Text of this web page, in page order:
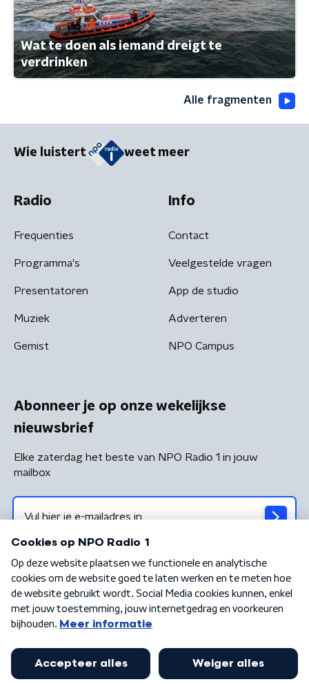
Wat te doen als iemand dreigt te
verdrinken
Alle fragmenten
Wie luistert weet meer
Radio
Frequenties
Programma's
Presentatoren
Muziek
Gemist
Info
Contact
Veelgestelde vragen
App de studio
Adverteren
NPO Campus
Abonneer je op onze wekelijkse
nieuwsbrief
Elke zaterdag het beste van NPO Radio 1 in jouw
mailbox
Algemene voorwaarden